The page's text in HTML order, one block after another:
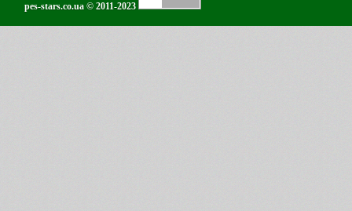
pes-stars.co.ua © 2011-2023